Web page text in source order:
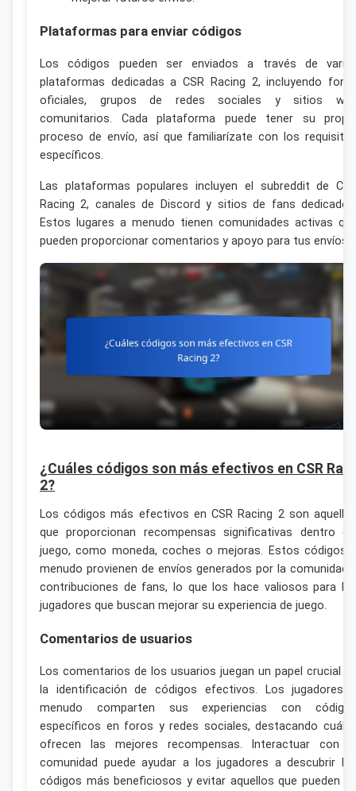
Plataformas para enviar códigos
Los códigos pueden ser enviados a través de
plataformas dedicadas a CSR Racing 2, incluyendo
oficiales, grupos de redes sociales y sitios
comunitarios. Cada plataforma puede tener su
proceso de envío, así que familiarízate con los
específicos.
Las plataformas populares incluyen el subreddit de
Racing 2, canales de Discord y sitios de fans
Estos lugares a menudo tienen comunidades activas
pueden proporcionar comentarios y apoyo para tus envíos.
¿Cuáles códigos son más efectivos en CSR
2?
Los códigos más efectivos en CSR Racing 2 son
que proporcionan recompensas significativas dentro
juego, como moneda, coches o mejoras. Estos códigos
menudo provienen de envíos generados por la comunidad
contribuciones de fans, lo que los hace valiosos para
jugadores que buscan mejorar su experiencia de juego.
Comentarios de usuarios
Los comentarios de los usuarios juegan un papel crucial
la identificación de códigos efectivos. Los jugadores
menudo comparten sus experiencias con
específicos en foros y redes sociales, destacando
ofrecen las mejores recompensas. Interactuar con
comunidad puede ayudar a los jugadores a descubrir
códigos más beneficiosos y evitar aquellos que pueden